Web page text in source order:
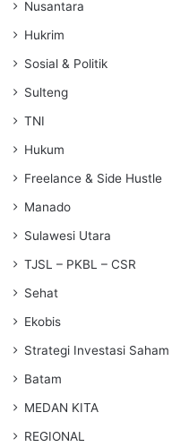
Nusantara
Hukrim
Sosial & Politik
Sulteng
TNI
Hukum
Freelance & Side Hustle
Manado
Sulawesi Utara
TJSL – PKBL – CSR
Sehat
Ekobis
Strategi Investasi Saham
Batam
MEDAN KITA
REGIONAL